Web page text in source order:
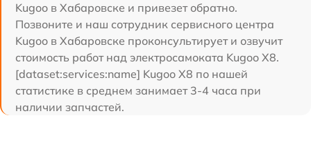
Kugoo в Хабаровске и привезет обратно.
Позвоните и наш сотрудник сервисного центра
Kugoo в Хабаровске проконсультирует и озвучит
стоимость работ над электросамоката Kugoo X8.
[dataset:services:name] Kugoo X8 по нашей
статистике в среднем занимает 3-4 часа при
наличии запчастей.